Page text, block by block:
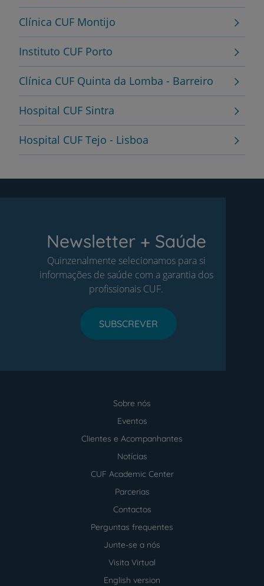
Clínica CUF Montijo
Instituto CUF Porto
Clínica CUF Quinta da Lomba - Barreiro
Hospital CUF Sintra
Hospital CUF Tejo - Lisboa
Newsletter + Saúde
Quinzenalmente selecionamos para si
informações de saúde com a garantia dos
profissionais CUF.
SUBSCREVER
Sobre nós
Eventos
Clientes e Acompanhantes
Notícias
CUF Academic Center
Parcerias
Contactos
Perguntas frequentes
Junte-se a nós
Visita Virtual
English version